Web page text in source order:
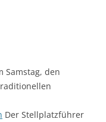
Samstag, den
Der Stellplatzführer